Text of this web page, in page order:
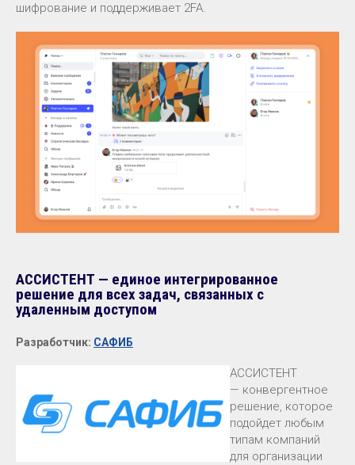
шифрование и поддерживает 2FA.
АССИСТЕНТ — единое интегрированное
решение для всех задач, связанных с
удаленным доступом
Разработчик: САФИБ
АССИСТЕНТ
— конвергентное
решение, которое
подойдет любым
типам компаний
для организации